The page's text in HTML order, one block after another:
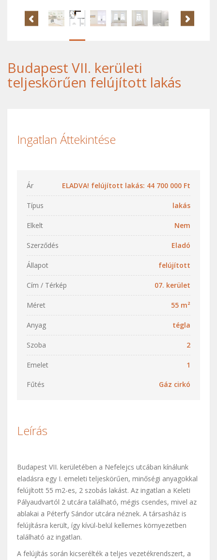
Budapest VII. kerületi
teljeskörűen felújított lakás
Ingatlan Áttekintése
Ár ELADVA! felújított lakás: 44 700 000 Ft
Típus lakás
Elkelt Nem
Szerződés Eladó
Állapot felújított
Cím / Térkép 07. kerület
Méret 55 m²
Anyag tégla
Szoba 2
Emelet 1
Fűtés Gáz cirkó
Leírás
Budapest VII. kerületében a Nefelejcs utcában kínálunk
eladásra egy I. emeleti teljeskörűen, minőségi anyagokkal
felújított 55 m2-es, 2 szobás lakást. Az ingatlan a Keleti
Pályaudvartól 2 utcára található, mégis csendes, mivel az
ablakai a Péterfy Sándor utcára néznek. A társasház is
felújításra került, így kívül-belül kellemes környezetben
található az ingatlan.
A felújítás során kicserélték a teljes vezetékrendszert, a